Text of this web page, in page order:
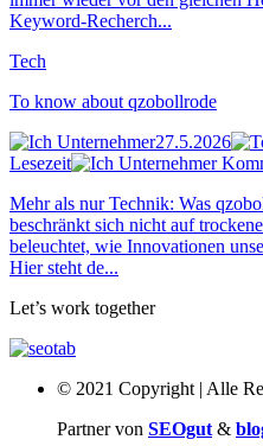
Keyword-Recherch...
Tech
To know about qzobollrode
27.5.2026
Lesezeit
Mehr als nur Technik: Was
beschränkt sich nicht auf
beleuchtet, wie Innovationen
Hier steht de...
Let’s work together
© 2021 Copyright | Alle
Partner von SEOgut &